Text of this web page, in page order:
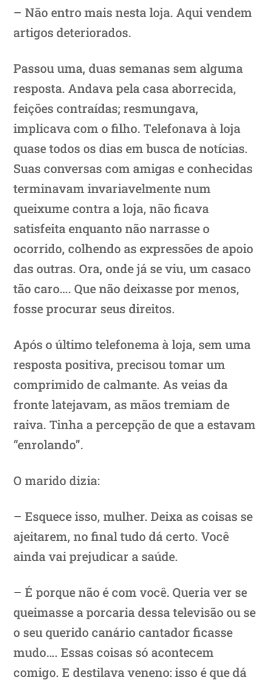
– Não entro mais nesta loja. Aqui vendem
artigos deteriorados.
Passou uma, duas semanas sem alguma
resposta. Andava pela casa aborrecida,
feições contraídas; resmungava,
implicava com o filho. Telefonava à loja
quase todos os dias em busca de notícias.
Suas conversas com amigas e conhecidas
terminavam invariavelmente num
queixume contra a loja, não ficava
satisfeita enquanto não narrasse o
ocorrido, colhendo as expressões de apoio
das outras. Ora, onde já se viu, um casaco
tão caro…. Que não deixasse por menos,
fosse procurar seus direitos.
Após o último telefonema à loja, sem uma
resposta positiva, precisou tomar um
comprimido de calmante. As veias da
fronte latejavam, as mãos tremiam de
raiva. Tinha a percepção de que a estavam
“enrolando”.
O marido dizia:
– Esquece isso, mulher. Deixa as coisas se
ajeitarem, no final tudo dá certo. Você
ainda vai prejudicar a saúde.
– É porque não é com você. Queria ver se
queimasse a porcaria dessa televisão ou se
o seu querido canário cantador ficasse
mudo…. Essas coisas só acontecem
comigo. E destilava veneno: isso é que dá